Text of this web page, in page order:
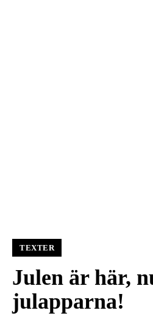
TEXTER
Julen är här,
julapparna!